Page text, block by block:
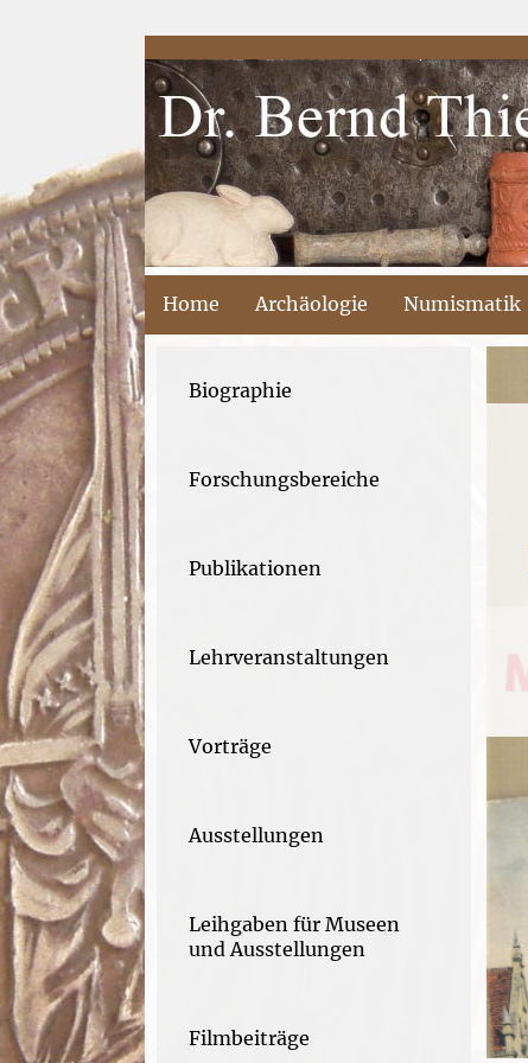
Home Archäologie Numismatik
Biographie
Forschungsbereiche
Publikationen
Lehrveranstaltungen
Vorträge
Ausstellungen
Leihgaben für Museen
und Ausstellungen
Filmbeiträge